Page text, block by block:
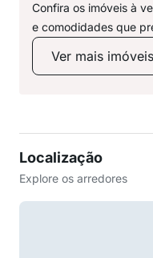
Confira os imóveis à
e comodidades que
Ver mais imóveis
Localização
Explore os arredores